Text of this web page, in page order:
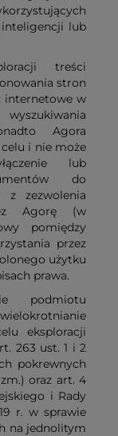
lub
treści
stron
internetowe w
Agora
i nie może
lub
do
z zezwolenia
Agorę (w
pomiędzy
przez
użytku
prawa.
podmiotu
eksploracji
263 ust. 1 i 2
pokrewnych
oraz art. 4
i Rady
r. w sprawie
na jednolitym